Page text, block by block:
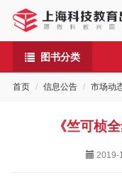
图书分类
首页 信息公告 市场动
《竺可桢